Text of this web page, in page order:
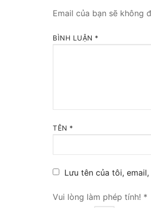
Email của bạn sẽ không
BÌNH LUẬN *
TÊN *
Lưu tên của tôi,
Vui lòng làm phép tính! *